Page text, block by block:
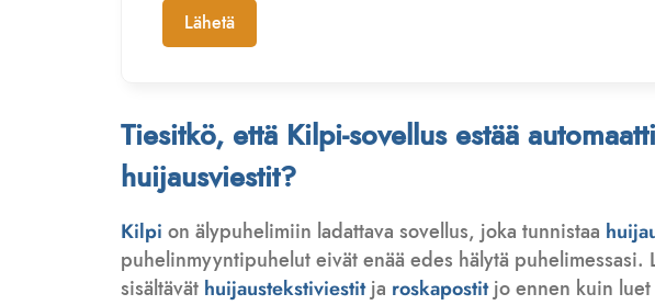
Lähetä
Tiesitkö, että Kilpi-sovellus estää
huijausviestit?
Kilpi on älypuhelimiin ladattava sovellus, joka tunnistaa
puhelinmyyntipuhelut eivät enää edes hälytä
sisältävät huijaustekstiviestitja roskapostitjo ennen kuin luet